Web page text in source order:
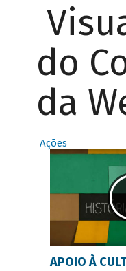
do
da
Ações
APOIO À